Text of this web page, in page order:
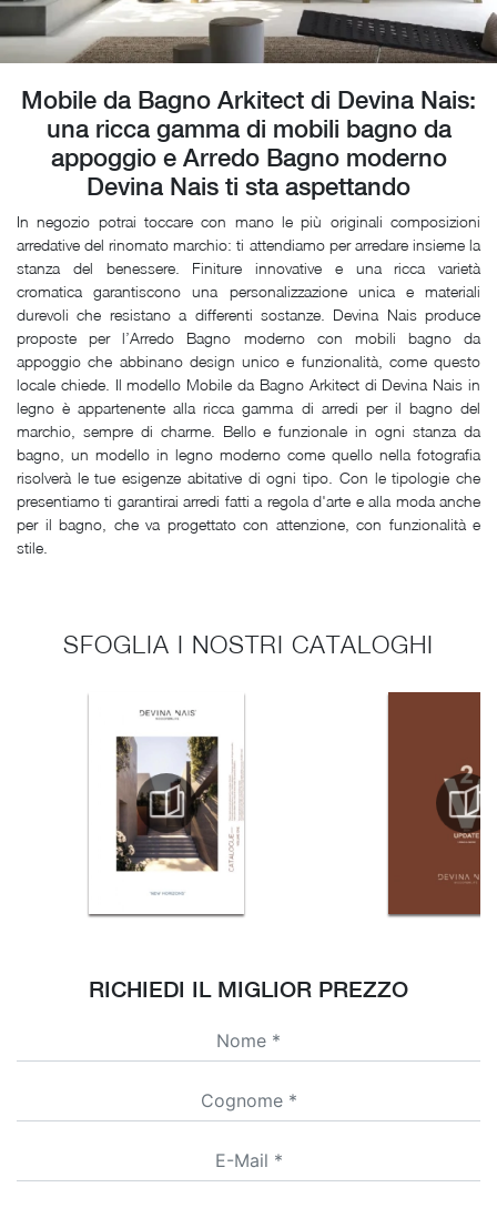
Mobile da Bagno Arkitect di Devina Nais:
una ricca gamma di mobili bagno da
appoggio e Arredo Bagno moderno
Devina Nais ti sta aspettando
In negozio potrai toccare con mano le più originali composizioni
arredative del rinomato marchio: ti attendiamo per arredare insieme la
stanza del benessere. Finiture innovative e una ricca varietà
cromatica garantiscono una personalizzazione unica e materiali
durevoli che resistano a differenti sostanze. Devina Nais produce
proposte per l’Arredo Bagno moderno con mobili bagno da
appoggio che abbinano design unico e funzionalità, come questo
locale chiede. Il modello Mobile da Bagno Arkitect di Devina Nais in
legno è appartenente alla ricca gamma di arredi per il bagno del
marchio, sempre di charme. Bello e funzionale in ogni stanza da
bagno, un modello in legno moderno come quello nella fotografia
risolverà le tue esigenze abitative di ogni tipo. Con le tipologie che
presentiamo ti garantirai arredi fatti a regola d'arte e alla moda anche
per il bagno, che va progettato con attenzione, con funzionalità e
stile.
SFOGLIA I NOSTRI CATALOGHI
RICHIEDI IL MIGLIOR PREZZO